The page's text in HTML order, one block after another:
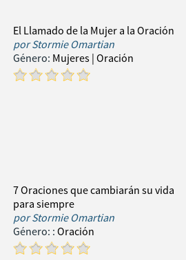
El Llamado de la Mujer a la Oración
porStormie Omartian
Género: Mujeres | Oración
7 Oraciones que cambiarán su vida
para siempre
porStormie Omartian
Género: :Oración